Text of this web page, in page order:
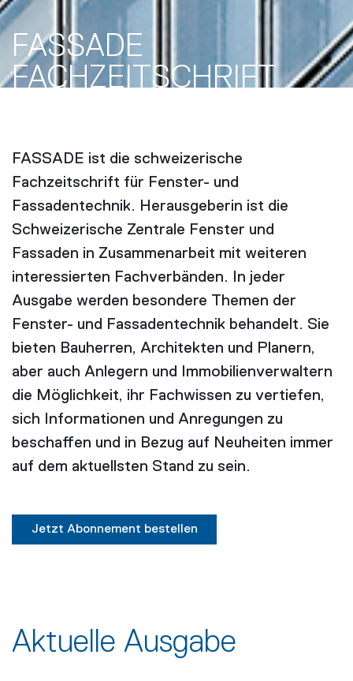
FASSADE
FACH­ZEITSCHRIFT
FASSADE ist die schweizerische
Fachzeitschrift für Fenster- und
Fassadentechnik. Herausgeberin ist die
Schweizerische Zentrale Fenster und
Fassaden in Zusammenarbeit mit weiteren
interessierten Fachverbänden. In jeder
Ausgabe werden besondere Themen der
Fenster- und Fassadentechnik behandelt. Sie
bieten Bauherren, Architekten und Planern,
aber auch Anlegern und Immobilienverwaltern
die Möglichkeit, ihr Fachwissen zu vertiefen,
sich Informationen und Anregungen zu
beschaffen und in Bezug auf Neuheiten immer
auf dem aktuellsten Stand zu sein.
Jetzt Abonnement bestellen
Aktuelle Ausgabe